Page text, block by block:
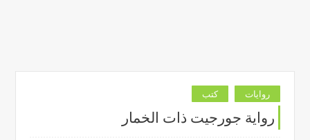
روايات كتب
رواية جورجيت ذات الخمار